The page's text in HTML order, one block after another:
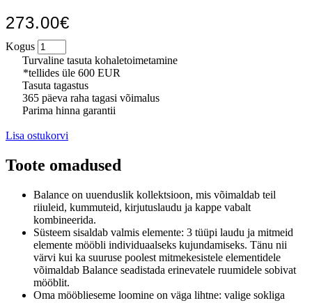
273.00€
Kogus
Turvaline tasuta kohaletoimetamine
*tellides üle 600 EUR
Tasuta tagastus
365 päeva raha tagasi võimalus
Parima hinna garantii
Lisa ostukorvi
Toote omadused
Balance on uuenduslik kollektsioon, mis võimaldab teil
riiuleid, kummuteid, kirjutuslaudu ja kappe vabalt
kombineerida.
Süsteem sisaldab valmis elemente: 3 tüüpi laudu ja mitmeid
elemente mööbli individuaalseks kujundamiseks. Tänu nii
värvi kui ka suuruse poolest mitmekesistele elementidele
võimaldab Balance seadistada erinevatele ruumidele sobivat
mööblit.
Oma mööblieseme loomine on väga lihtne: valige sokliga